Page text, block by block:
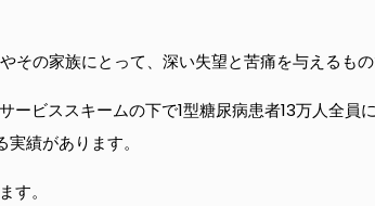
その家族にとって、深い失望と苦痛を与えるもの
ビススキームの下で1型糖尿病患者13万人全員
績があります。
す。